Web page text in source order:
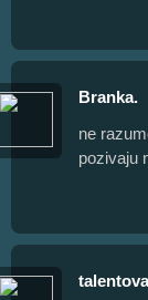
Branka.
ne
pozivaju